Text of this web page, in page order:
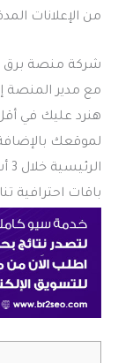
من الإعلانات
شركة منصة برق
مع مدير المنصة
لموقعك
باقات احترافية